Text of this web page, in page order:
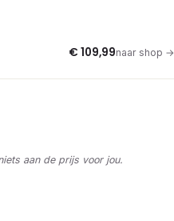
€ 109,99naar shop →
aan de prijs voor jou.